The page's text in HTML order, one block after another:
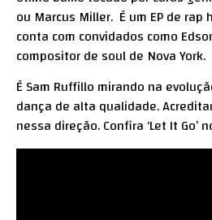
ou Marcus Miller. É um EP de
conta com convidados como
compositor de soul de Nova York.
É Sam Ruffillo mirando na
dança de alta qualidade.
nessa direção. Confira ‘Let It Go’